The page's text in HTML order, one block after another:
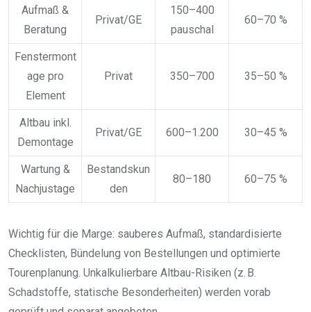
Aufmaß &
Beratung
Privat/GE
150–400
pauschal
60–70 %
Fenstermont
age pro
Element
Privat 350–700 35–50 %
Altbau inkl.
Demontage
Privat/GE 600–1.200 30–45 %
Wartung &
Nachjustage
Bestandskun
den
80–180 60–75 %
Wichtig für die Marge: sauberes Aufmaß, standardisierte
Checklisten, Bündelung von Bestellungen und optimierte
Tourenplanung. Unkalkulierbare Altbau-Risiken (z. B.
Schadstoffe, statische Besonderheiten) werden vorab